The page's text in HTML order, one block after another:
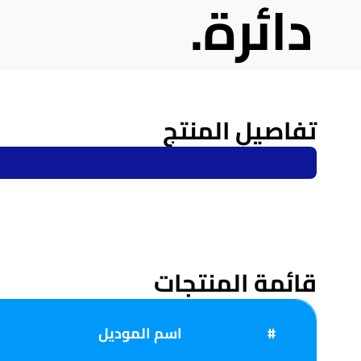
دائرة.
تفاصيل المنتج
قائمة المنتجات
# اسم الموديل